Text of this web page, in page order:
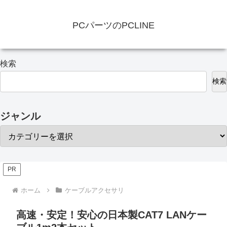
PCパーツのPCLINE
検索
検索
ジャンル
PR
ホーム ケーブルアクセサリ
高速・安定！安心の日本製CAT7 LANケー